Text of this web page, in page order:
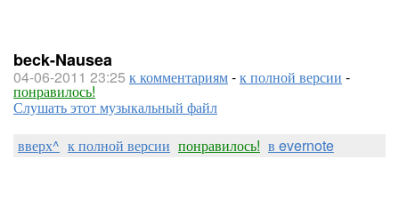
beck-Nausea
04-06-2011 23:25 к комментариям-к полной версии -
понравилось!
Слушать этот музыкальный файл
вверх^ к полной версии понравилось! в evernote